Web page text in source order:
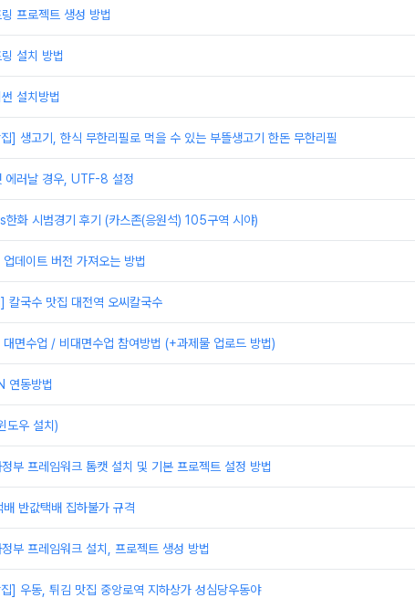
프로젝트 생성 방법
설치 방법
설치방법
] 생고기, 한식 무한리필로 먹을 수 있는 부뜰생고기 한돈 무한리필
에러날 경우, UTF-8 설정
화 시범경기 후기 (카스존(응원석) 105구역 시야)
데이트 버전 가져오는 방법
칼국수 맛집 대전역 오씨칼국수
대면수업 / 비대면수업 참여방법 (+과제물 업로드 방법)
연동방법
도우 설치)
부 프레임워크 톰캣 설치 및 기본 프로젝트 설정 방법
반값택배 집하불가 규격
부 프레임워크 설치, 프로젝트 생성 방법
] 우동, 튀김 맛집 중앙로역 지하상가 성심당우동야